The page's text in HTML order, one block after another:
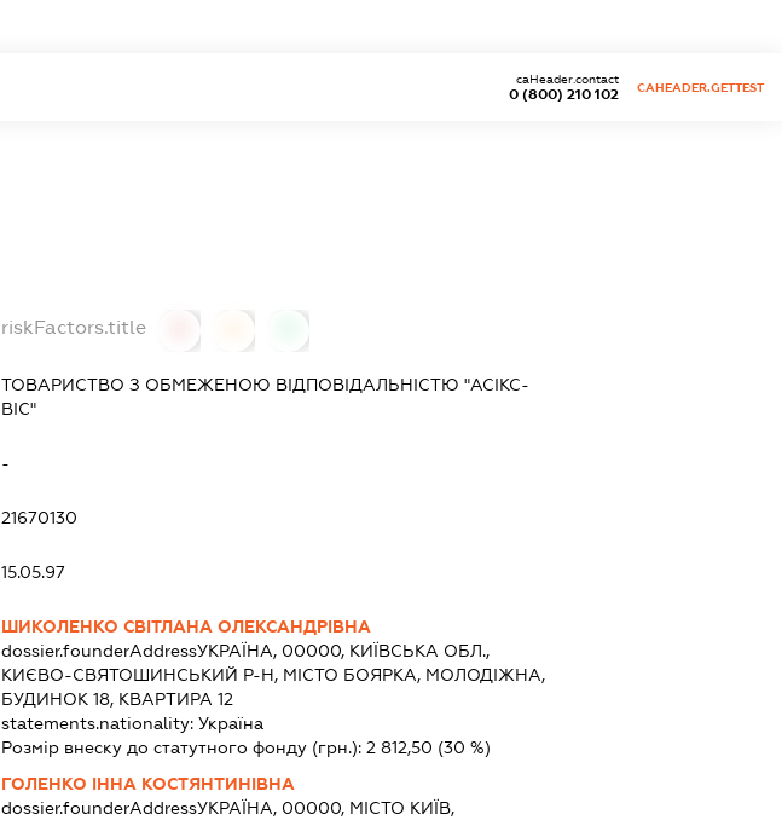
0 (800) 210 102
caHeader.contact
CAHEADER.GETTEST
riskFactors.title
ТОВАРИСТВО З ОБМЕЖЕНОЮ ВІДПОВІДАЛЬНІСТЮ "АСІКС-
ВІС"
-
21670130
15.05.97
ШИКОЛЕНКО СВІТЛАНА ОЛЕКСАНДРІВНА
dossier.founderAddressУКРАЇНА, 00000, КИЇВСЬКА ОБЛ.,
КИЄВО-СВЯТОШИНСЬКИЙ Р-Н, МІСТО БОЯРКА, МОЛОДІЖНА,
БУДИНОК 18, КВАРТИРА 12
statements.nationality:Україна
Розмір внеску до статутного фонду (грн.):2 812,50 (30 %)
ГОЛЕНКО ІННА КОСТЯНТИНІВНА
dossier.founderAddressУКРАЇНА, 00000, МІСТО КИЇВ,